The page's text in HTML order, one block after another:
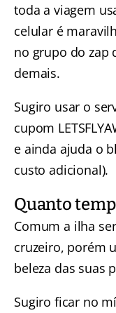
toda a viagem
celular é
no grupo do zap
demais.
Sugiro usar o
cupom
e ainda ajuda o
custo adicional).
Quanto
Comum a ilha
cruzeiro, porém
beleza das suas
Sugiro ficar no